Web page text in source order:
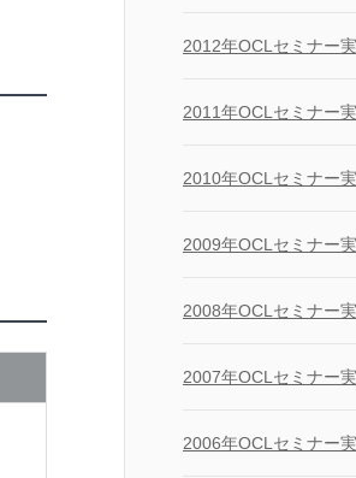
2012年OCLセミナー
2011年OCLセミナー
2010年OCLセミナー
2009年OCLセミナー
2008年OCLセミナー
2007年OCLセミナー
2006年OCLセミナー